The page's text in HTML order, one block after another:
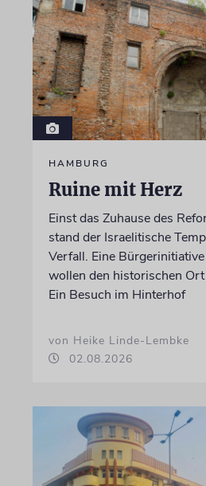
HAMBURG
Ruine mit Herz
Einst das Zuhause des
stand der Israelitische
Verfall. Eine
wollen den historischen
Ein Besuch im Hinterhof
von Heike Linde-Lembke
02.08.2026